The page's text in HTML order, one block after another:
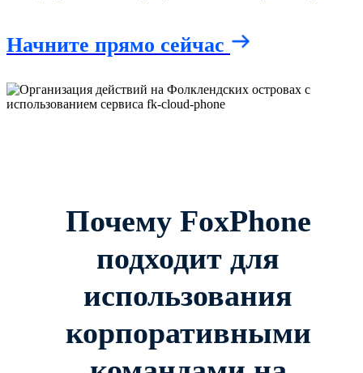
Начните прямо сейчас
Почему FoxPhone
подходит для
использования
корпоративными